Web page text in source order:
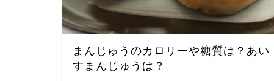
まんじゅうのカロリーや糖質は？あい
すまんじゅうは？